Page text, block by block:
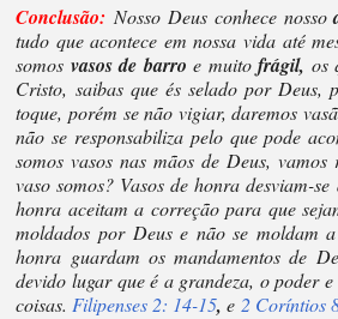
Conclusão: Nosso Deus conhece nosso
tudo que acontece em nossa vida até
somos vasos de barro e muitofrágil, os
Cristo, saibas que és selado por Deus,
toque, porém se não vigiar, daremos
não se responsabiliza pelo que pode
somos vasos nas mãos de Deus,
vaso somos? Vasos de honra desviam-
honra aceitam a correção para que
moldados por Deus e não se moldam
honra guardam os mandamentos de
devido lugar que é a grandeza, o poder
coisas. Filipenses 2: 14-15, e 2 Coríntios